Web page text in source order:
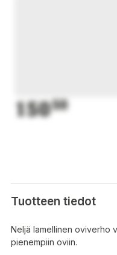
15050
Tuotteen tiedot
Neljä lamellinen oviverho
pienempiin oviin.